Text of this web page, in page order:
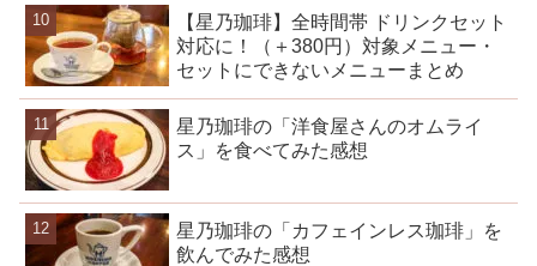
【星乃珈琲】全時間帯 ドリンクセット
対応に！（＋380円）対象メニュー・
セットにできないメニューまとめ
星乃珈琲の「洋食屋さんのオムライ
ス」を食べてみた感想
星乃珈琲の「カフェインレス珈琲」を
飲んでみた感想